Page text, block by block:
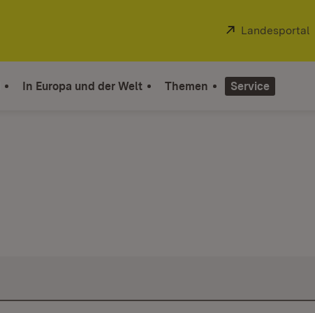
Extern:
Landesportal
In Europa und der Welt Themen Service